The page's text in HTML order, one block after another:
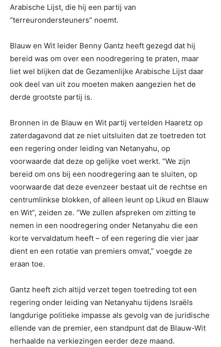
Arabische Lijst, die hij een partij van
“terreurondersteuners” noemt.
Blauw en Wit leider Benny Gantz heeft gezegd dat hij
bereid was om over een noodregering te praten, maar
liet wel blijken dat de Gezamenlijke Arabische Lijst daar
ook deel van uit zou moeten maken aangezien het de
derde grootste partij is.
Bronnen in de Blauw en Wit partij vertelden Haaretz op
zaterdagavond dat ze niet uitsluiten dat ze toetreden tot
een regering onder leiding van Netanyahu, op
voorwaarde dat deze op gelijke voet werkt. “We zijn
bereid om ons bij een noodregering aan te sluiten, op
voorwaarde dat deze evenzeer bestaat uit de rechtse en
centrumlinkse blokken, of alleen leunt op Likud en Blauw
en Wit”, zeiden ze. “We zullen afspreken om zitting te
nemen in een noodregering onder Netanyahu die een
korte vervaldatum heeft – of een regering die vier jaar
dient en een rotatie van premiers omvat,” voegde ze
eraan toe.
Gantz heeft zich altijd verzet tegen toetreding tot een
regering onder leiding van Netanyahu tijdens Israëls
langdurige politieke impasse als gevolg van de juridische
ellende van de premier, een standpunt dat de Blauw-Wit
herhaalde na verkiezingen eerder deze maand.